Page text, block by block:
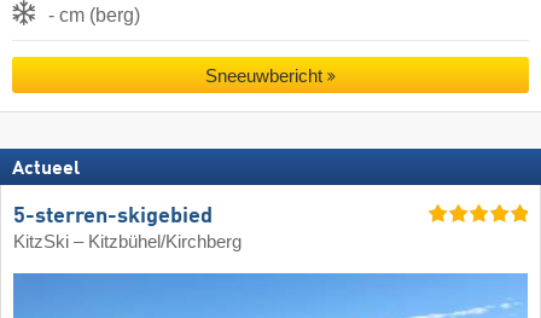
- cm (berg)
Sneeuwbericht
Actueel
5-sterren-skigebied
KitzSki – Kitzbühel/​Kirchberg